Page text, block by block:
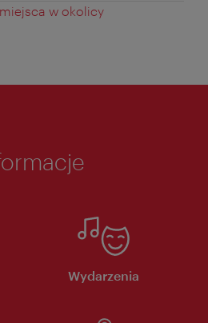
w okolicy
Wydarzenia